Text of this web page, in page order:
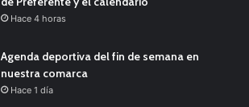
Hace 4 horas
Agenda deportiva del fin de semana en
nuestra comarca
Hace 1 día